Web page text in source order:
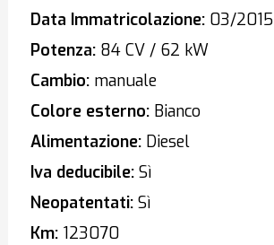
Data Immatricolazione:03/2015
Potenza:84 CV / 62 kW
Cambio:manuale
Colore esterno:Bianco
Alimentazione:Diesel
Iva deducibile:Sì
Neopatentati:Sì
Km:123070